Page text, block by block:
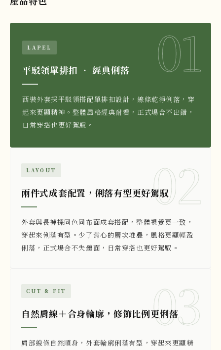
01
LAPEL
平駁領單排扣 ‧ 經典俐落
西裝外套採平駁領搭配單排扣設計，線條乾淨俐落，穿
起來更顯精神。整體風格經典耐看，正式場合不出錯，
日常穿搭也更好駕馭。
02
LAYOUT
兩件式成套配置，俐落有型更好駕馭
外套與長褲採同色同布面成套搭配，整體視覺更一致，
穿起來俐落有型。少了背心的層次堆疊，風格更顯輕盈
俐落，正式場合不失體面，日常穿搭也更好駕馭。
03
CUT & FIT
自然肩線＋合身輪廓，修飾比例更俐落
肩部線條自然順身，外套輪廓俐落有型，穿起來更顯精